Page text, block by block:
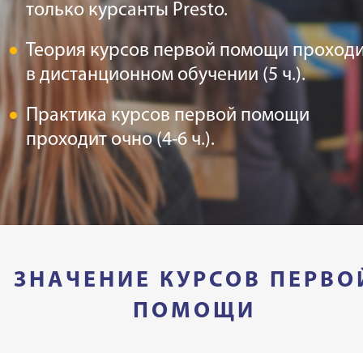
только курсанты Presto.
Теория курсов первой помощи
в дистанционном обучении (5 ч.).
Практика курсов первой помощи
проходит очно (4-6 ч.).
ЗНАЧЕНИЕ КУРСОВ
ПОМОЩИ